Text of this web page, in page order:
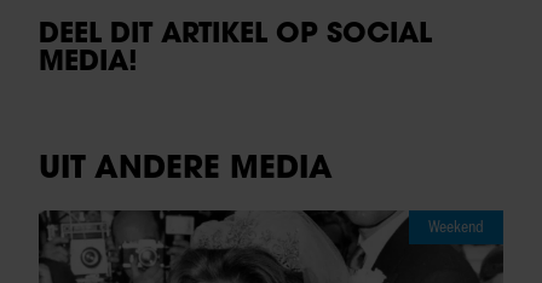
DEEL DIT ARTIKEL OP SOCIAL
MEDIA!
UIT ANDERE MEDIA
Weekend